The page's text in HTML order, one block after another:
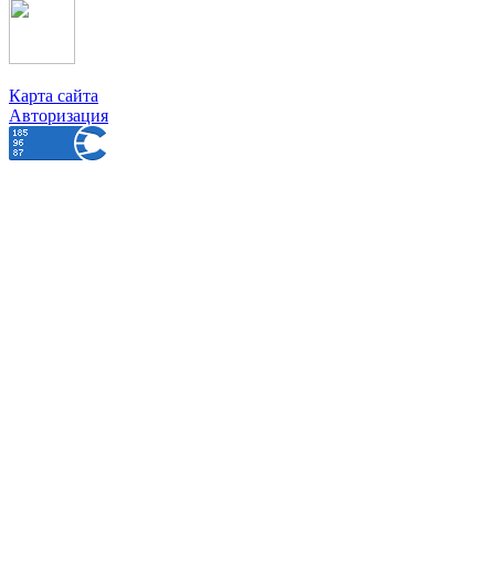
Карта сайта
Авторизация